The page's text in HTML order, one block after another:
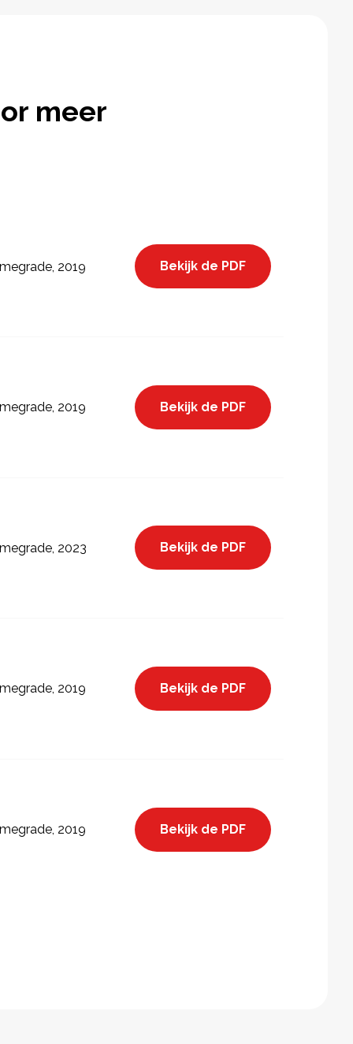
meer
2019 Bekijk de PDF
2019 Bekijk de PDF
2023 Bekijk de PDF
2019 Bekijk de PDF
2019 Bekijk de PDF